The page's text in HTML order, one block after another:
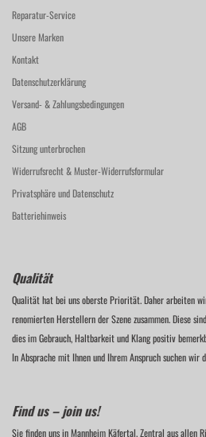
Reparatur-Service
Unsere Marken
Kontakt
Datenschutzerklärung
Versand- & Zahlungsbedingungen
AGB
Sitzung unterbrochen
Widerrufsrecht & Muster-Widerrufsformular
Privatsphäre und Datenschutz
Batteriehinweis
Qualität
Qualität hat bei uns oberste Priorität. Daher arbeiten
renomierten Herstellern der Szene zusammen. Diese
dies im Gebrauch, Haltbarkeit und Klang positiv
In Absprache mit Ihnen und Ihrem Anspruch suchen wir
Find us – join us!
Sie finden uns in Mannheim Käfertal. Zentral aus allen